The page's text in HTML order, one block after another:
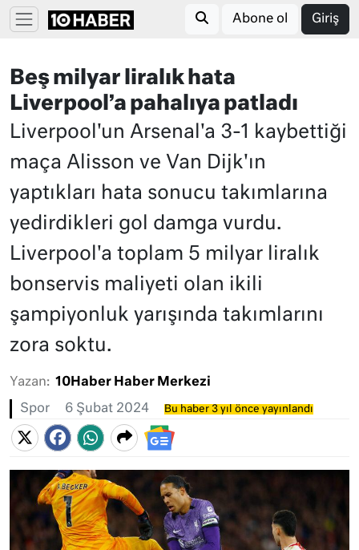
Abone ol Giriş
Beş milyar liralık hata
Liverpool’a pahalıya patladı
Liverpool'un Arsenal'a 3-1 kaybettiği
maça Alisson ve Van Dijk'ın
yaptıkları hata sonucu takımlarına
yedirdikleri gol damga vurdu.
Liverpool'a toplam 5 milyar liralık
bonservis maliyeti olan ikili
şampiyonluk yarışında takımlarını
zora soktu.
Yazan: 10Haber Haber Merkezi
Spor 6 Şubat 2024 Bu haber 3 yıl önce yayınlandı